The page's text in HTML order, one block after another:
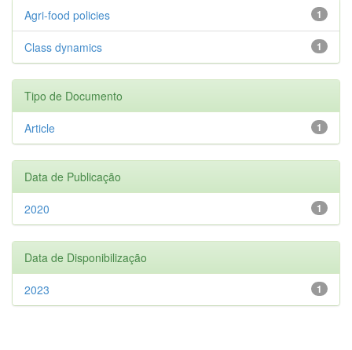
1
Agri-food policies
1
Class dynamics
Tipo de Documento
1
Article
Data de Publicação
1
2020
Data de Disponibilização
1
2023